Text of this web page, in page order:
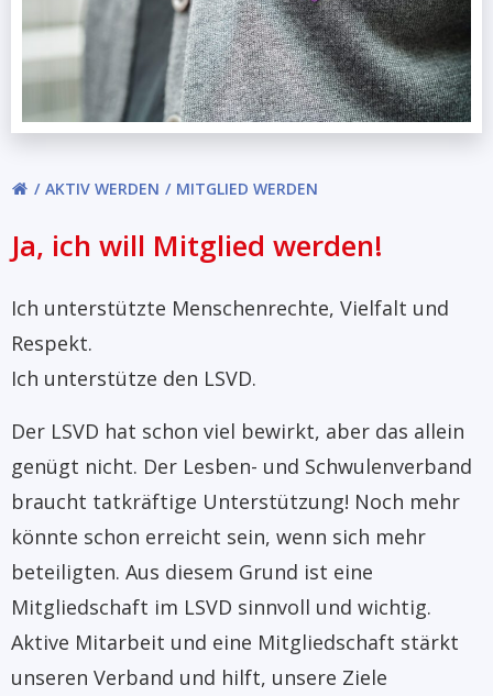
AKTIV WERDEN MITGLIED WERDEN
Ja, ich will Mitglied werden!
Ich unterstützte Menschenrechte, Vielfalt und
Respekt.
Ich unterstütze den LSVD.
Der LSVD hat schon viel bewirkt, aber das allein
genügt nicht. Der Lesben- und Schwulenverband
braucht tatkräftige Unterstützung! Noch mehr
könnte schon erreicht sein, wenn sich mehr
beteiligten. Aus diesem Grund ist eine
Mitgliedschaft im LSVD sinnvoll und wichtig.
Aktive Mitarbeit und eine Mitgliedschaft stärkt
unseren Verband und hilft, unsere Ziele